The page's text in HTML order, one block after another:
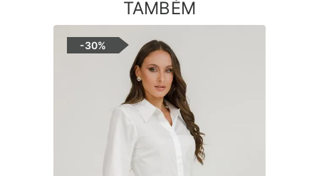
TAMBÉM
-30%